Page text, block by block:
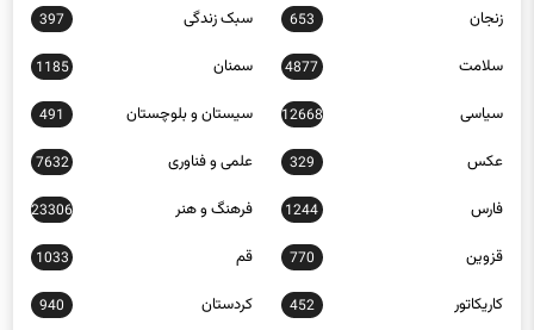
زنجان 653 سبک زندگی 397
سلامت 4877 سمنان 1185
سیاسی 12668 سیستان و بلوچستان 491
عکس 329 علمی و فناوری 7632
فارس 1244 فرهنگ و هنر 23306
قزوین 770 قم 1033
کاریکاتور 452 کردستان 940